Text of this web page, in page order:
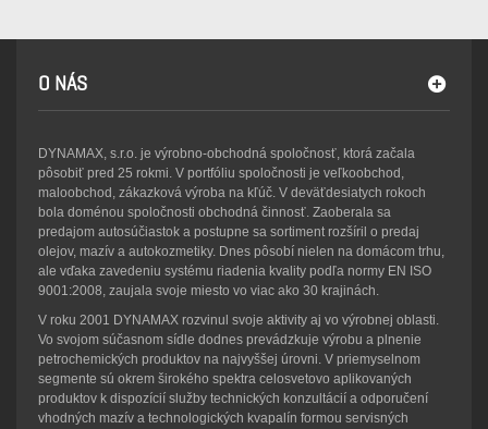
O NÁS
DYNAMAX, s.r.o. je výrobno-obchodná spoločnosť, ktorá začala
pôsobiť pred 25 rokmi. V portfóliu spoločnosti je veľkoobchod,
maloobchod, zákazková výroba na kľúč. V deväťdesiatych rokoch
bola doménou spoločnosti obchodná činnosť. Zaoberala sa
predajom autosúčiastok a postupne sa sortiment rozšíril o predaj
olejov, mazív a autokozmetiky. Dnes pôsobí nielen na domácom trhu,
ale vďaka zavedeniu systému riadenia kvality podľa normy EN ISO
9001:2008, zaujala svoje miesto vo viac ako 30 krajinách.
V roku 2001 DYNAMAX rozvinul svoje aktivity aj vo výrobnej oblasti.
Vo svojom súčasnom sídle dodnes prevádzkuje výrobu a plnenie
petrochemických produktov na najvyššej úrovni. V priemyselnom
segmente sú okrem širokého spektra celosvetovo aplikovaných
produktov k dispozícií služby technických konzultácií a odporučení
vhodných mazív a technologických kvapalín formou servisných